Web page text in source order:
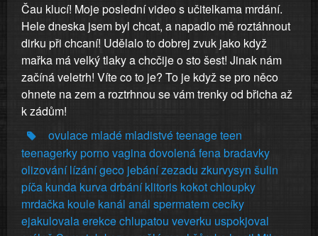
Čau klucí! Moje poslední video s učitelkama mrdání.
Hele dneska jsem byl chcat, a napadlo mě roztáhnout
dirku při chcaní! Udělalo to dobrej zvuk jako když
mařka má velký tlaky a chcčije o sto šest! Jinak nám
začíná veletrh! Víte co to je? To je když se pro něco
ohnete na zem a roztrhnou se vám trenky od břicha až
k zádům!
ovulace mladé mladistvéteenageteen
teenagerkypornovaginadovolenáfenabradavky
olizování lízánígeco jebánízezadu zkurvysyn šulin
píča kunda kurvadrbání klitoris kokotchloupky
mrdačka koule kanál anál spermatemcecíky
ejakulovalaerekcechlupatou veverku uspokjoval